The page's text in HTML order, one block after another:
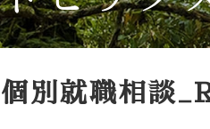
個別就職相談